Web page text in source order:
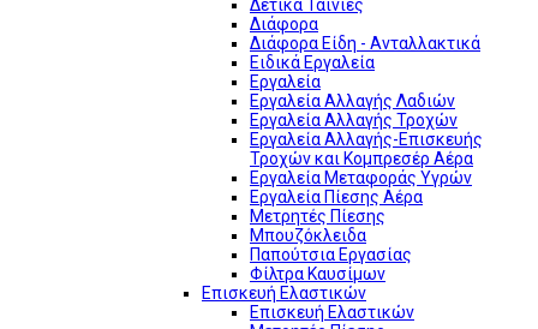
Δετικά Ταινίες
Διάφορα
Διάφορα Είδη - Ανταλλακτικά
Ειδικά Εργαλεία
Εργαλεία
Εργαλεία Αλλαγής Λαδιών
Εργαλεία Αλλαγής Τροχών
Εργαλεία Αλλαγής-Επισκευής
Τροχών και Κομπρεσέρ Αέρα
Εργαλεία Μεταφοράς Υγρών
Εργαλεία Πίεσης Αέρα
Μετρητές Πίεσης
Μπουζόκλειδα
Παπούτσια Εργασίας
Φίλτρα Καυσίμων
Επισκευή Ελαστικών
Επισκευή Ελαστικών